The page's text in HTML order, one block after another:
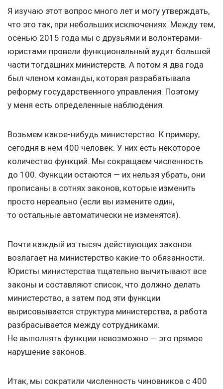
Я изучаю этот вопрос много лет и могу утверждать,
что это так, при небольших исключениях. Между тем,
осенью 2015 года мы с друзьями и волонтерами-
юристами провели функциональный аудит большей
части тогдашних министерств. А потом я два года
был членом команды, которая разрабатывала
реформу государственного управления. Поэтому
у меня есть определенные наблюдения.
Возьмем какое-нибудь министерство. К примеру,
сегодня в нем 400 человек. У них есть некоторое
количество функций. Мы сокращаем численность
до 100. Функции остаются — их нельзя убрать, они
прописаны в сотнях законов, которые изменить
просто нереально (если вы измените один,
то остальные автоматически не изменятся).
Почти каждый из тысяч действующих законов
возлагает на министерство какие-то обязанности.
Юристы министерства тщательно вычитывают все
законы и составляют список, что должно делать
министерство, а затем под эти функции
вырисовывается структура министерства, а работа
разбрасывается между сотрудниками.
Не выполнять функции невозможно — это прямое
нарушение законов.
Итак, мы сократили численность чиновников с 400